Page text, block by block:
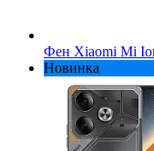
Фен Xiaomi Mi
Новинка